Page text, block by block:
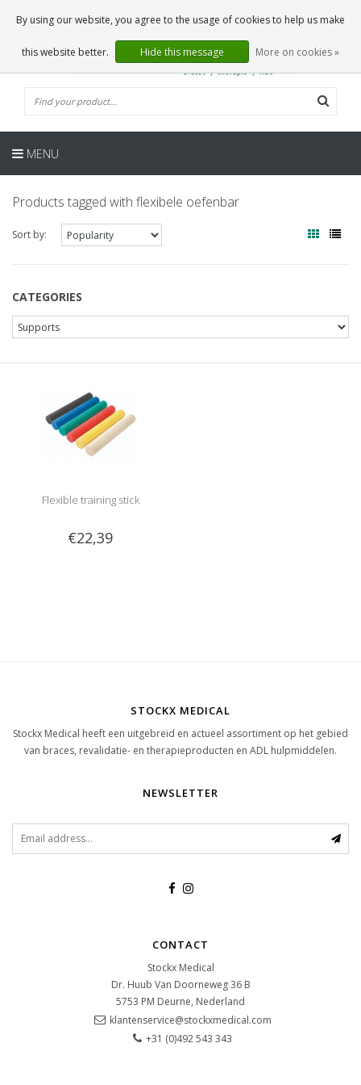
0 Articles
EN
MENU
Products tagged with flexibele oefenbar
Sort by:
CATEGORIES
Flexible training stick
€22,39
STOCKX MEDICAL
Stockx Medical heeft een uitgebreid en actueel assortiment op het gebied
van braces, revalidatie- en therapieproducten en ADL hulpmiddelen.
NEWSLETTER
CONTACT
Stockx Medical
Dr. Huub Van Doorneweg 36 B
5753 PM Deurne, Nederland
klantenservice@stockxmedical.com
+31 (0)492 543 343
By using our website, you agree to the usage of cookies to help us make
this website better. Hide this message More on cookies »